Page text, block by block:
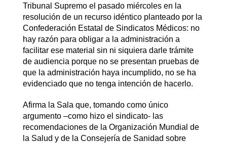
Tribunal Supremo el pasado miércoles en la
resolución de un recurso idéntico planteado por la
Confederación Estatal de Sindicatos Médicos: no
hay razón para obligar a la administración a
facilitar ese material sin ni siquiera darle trámite
de audiencia porque no se presentan pruebas de
que la administración haya incumplido, no se ha
evidenciado que no tenga intención de hacerlo.
Afirma la Sala que, tomando como único
argumento –como hizo el sindicato- las
recomendaciones de la Organización Mundial de
la Salud y de la Consejería de Sanidad sobre